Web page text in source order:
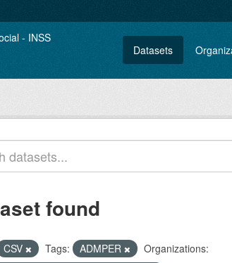
Datasets
found
CSV Tags: ADMPER
Organizations: